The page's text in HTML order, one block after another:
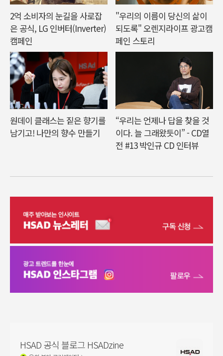
2억 소비자의 눈길을 사로잡
은 공식, LG 인버터(Inverter)
캠페인
"우리의 이름이 당신의 삶이
되도록" 오렌지라이프 광고캠
페인 스토리
원데이 클래스는 짙은 향기를
남기고! 나만의 향수 만들기
“우리는 언제나 답을 찾을 것
이다. 늘 그래왔듯이” - CD열
전 #13 박인규 CD 인터뷰
HSAD 공식 블로그 HSADzine